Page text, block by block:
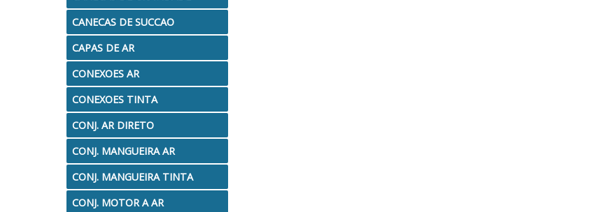
PECAS REPOSICAO - VECTOR Pistola Manual PM 101
PISTOLAS COMP. PRESSAO
PISTOLAS CONV. SUCCAO
REP. PO CASCADIUM CANHAO REP. PO CASCADIUM MODULOS
REPOSICAO PARA PISTOLAS
VALVULAS E ACOPLAMENTOS
CANECAS DE SUCCAO
CAPAS DE AR
CONEXOES AR
CONEXOES TINTA
CONJ. AR DIRETO
CONJ. MANGUEIRA AR
CONJ. MANGUEIRA TINTA
CONJ. MOTOR A AR